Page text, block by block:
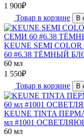
1 900₽
Товар в корзине
В
KEUNE SEMI
60 #6.38 ТЁМНЫЙ
60 мл
1 550₽
Товар в корзине
В
KEUNE TINTA
мл #1001
60 мл